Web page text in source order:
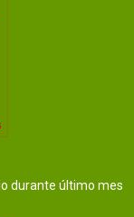
durante último mes